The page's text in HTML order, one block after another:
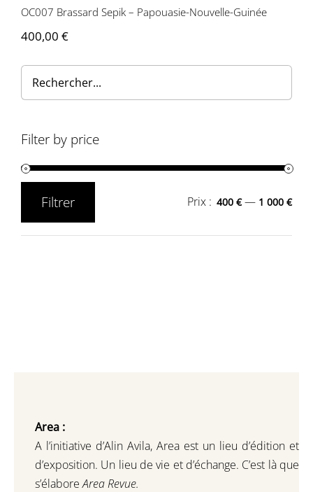
OC007 Brassard Sepik – Papouasie-Nouvelle-Guinée
400,00 €
Filter by price
Filtrer Prix : 400 €— 1 000 €
Area :
A l’initiative d’Alin Avila, Area est un lieu d’édition et
d’exposition. Un lieu de vie et d’échange. C’est là que
s’élaboreArea Revue.